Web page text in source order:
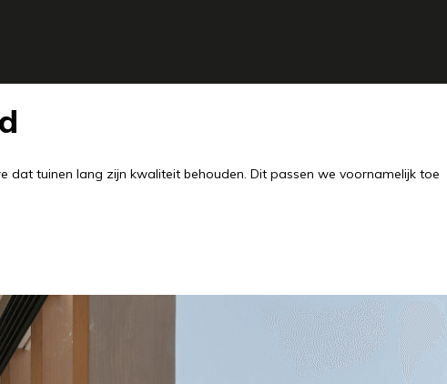
tuinen lang zijn kwaliteit behouden. Dit passen we voornamelijk toe